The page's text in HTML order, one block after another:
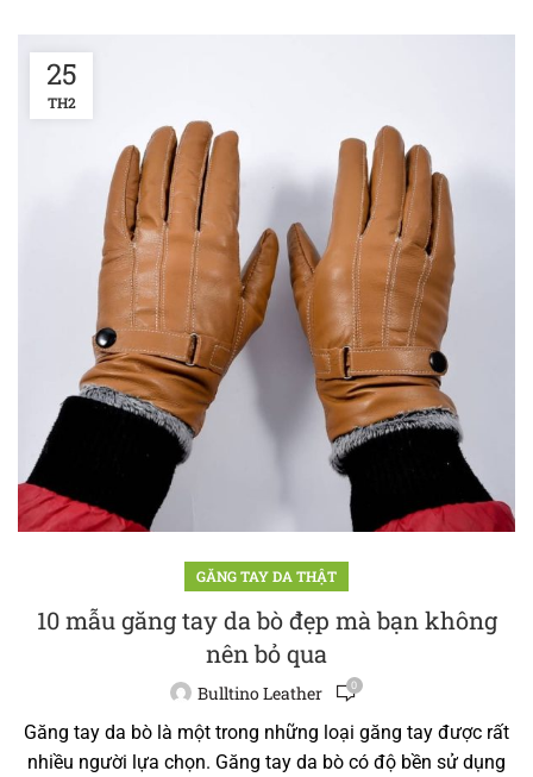
25
TH2
GĂNG TAY DA THẬT
10 mẫu găng tay da bò đẹp mà bạn không
nên bỏ qua
Bulltino Leather 0
Găng tay da bò là một trong những loại găng tay được rất
nhiều người lựa chọn. Găng tay da bò có độ bền sử dụng